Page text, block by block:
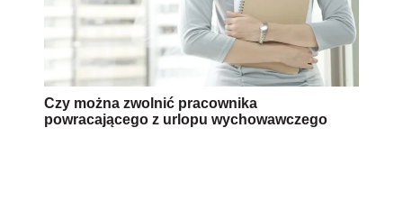
Czy można zwolnić pracownika
powracającego z urlopu wychowawczego